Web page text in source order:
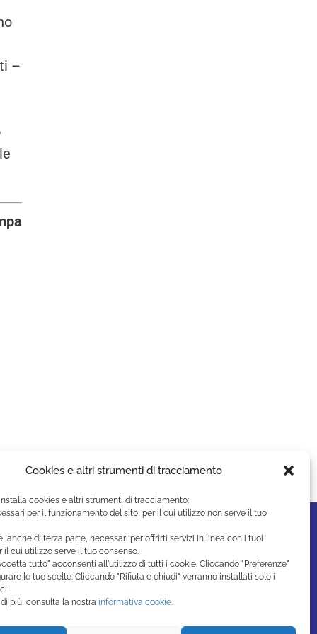
Cookies e altri strumenti di tracciamento
cookies e altri strumenti di tracciamento:
per il funzionamento del sito, per il cui utilizzo non serve il tuo
anche di terza parte, necessari per offrirti servizi in linea con i tuoi
il cui utilizzo serve il tuo consenso.
tutto" acconsenti all'utilizzo di tutti i cookie. Cliccando "Preferenze"
le tue scelte. Cliccando "Rifiuta e chiudi" verranno installati solo i
di più, consulta la nostra informativa cookie.
–